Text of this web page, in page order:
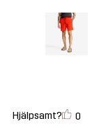
Hjälpsamt? 0